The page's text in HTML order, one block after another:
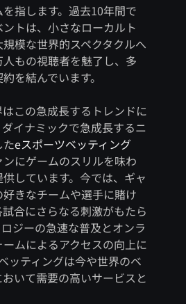
指します。過去10年間で
トは、小さなローカルト
模な世界的スペクタクルへ
もの視聴者を魅了し、多
を結んでいます。
この急成長するトレンドに
イナミックで急成長するニ
たeスポーツベッティング
にゲームのスリルを味わ
しています。今では、ギャ
きなチームや選手に賭け
合にさらなる刺激がもたら
ジーの急速な普及とオンラ
ムによるアクセスの向上に
ッティングは今や世界のベ
いて需要の高いサービスと